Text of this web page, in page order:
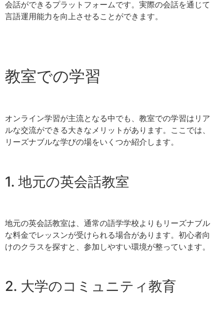
会話ができるプラットフォームです。実際の会話を通じて
言語運用能力を向上させることができます。
教室での学習
オンライン学習が主流となる中でも、教室での学習はリア
ルな交流ができる大きなメリットがあります。ここでは、
リーズナブルな学びの場をいくつか紹介します。
1. 地元の英会話教室
地元の英会話教室は、通常の語学学校よりもリーズナブル
な料金でレッスンが受けられる場合があります。初心者向
けのクラスを探すと、参加しやすい環境が整っています。
2. 大学のコミュニティ教育